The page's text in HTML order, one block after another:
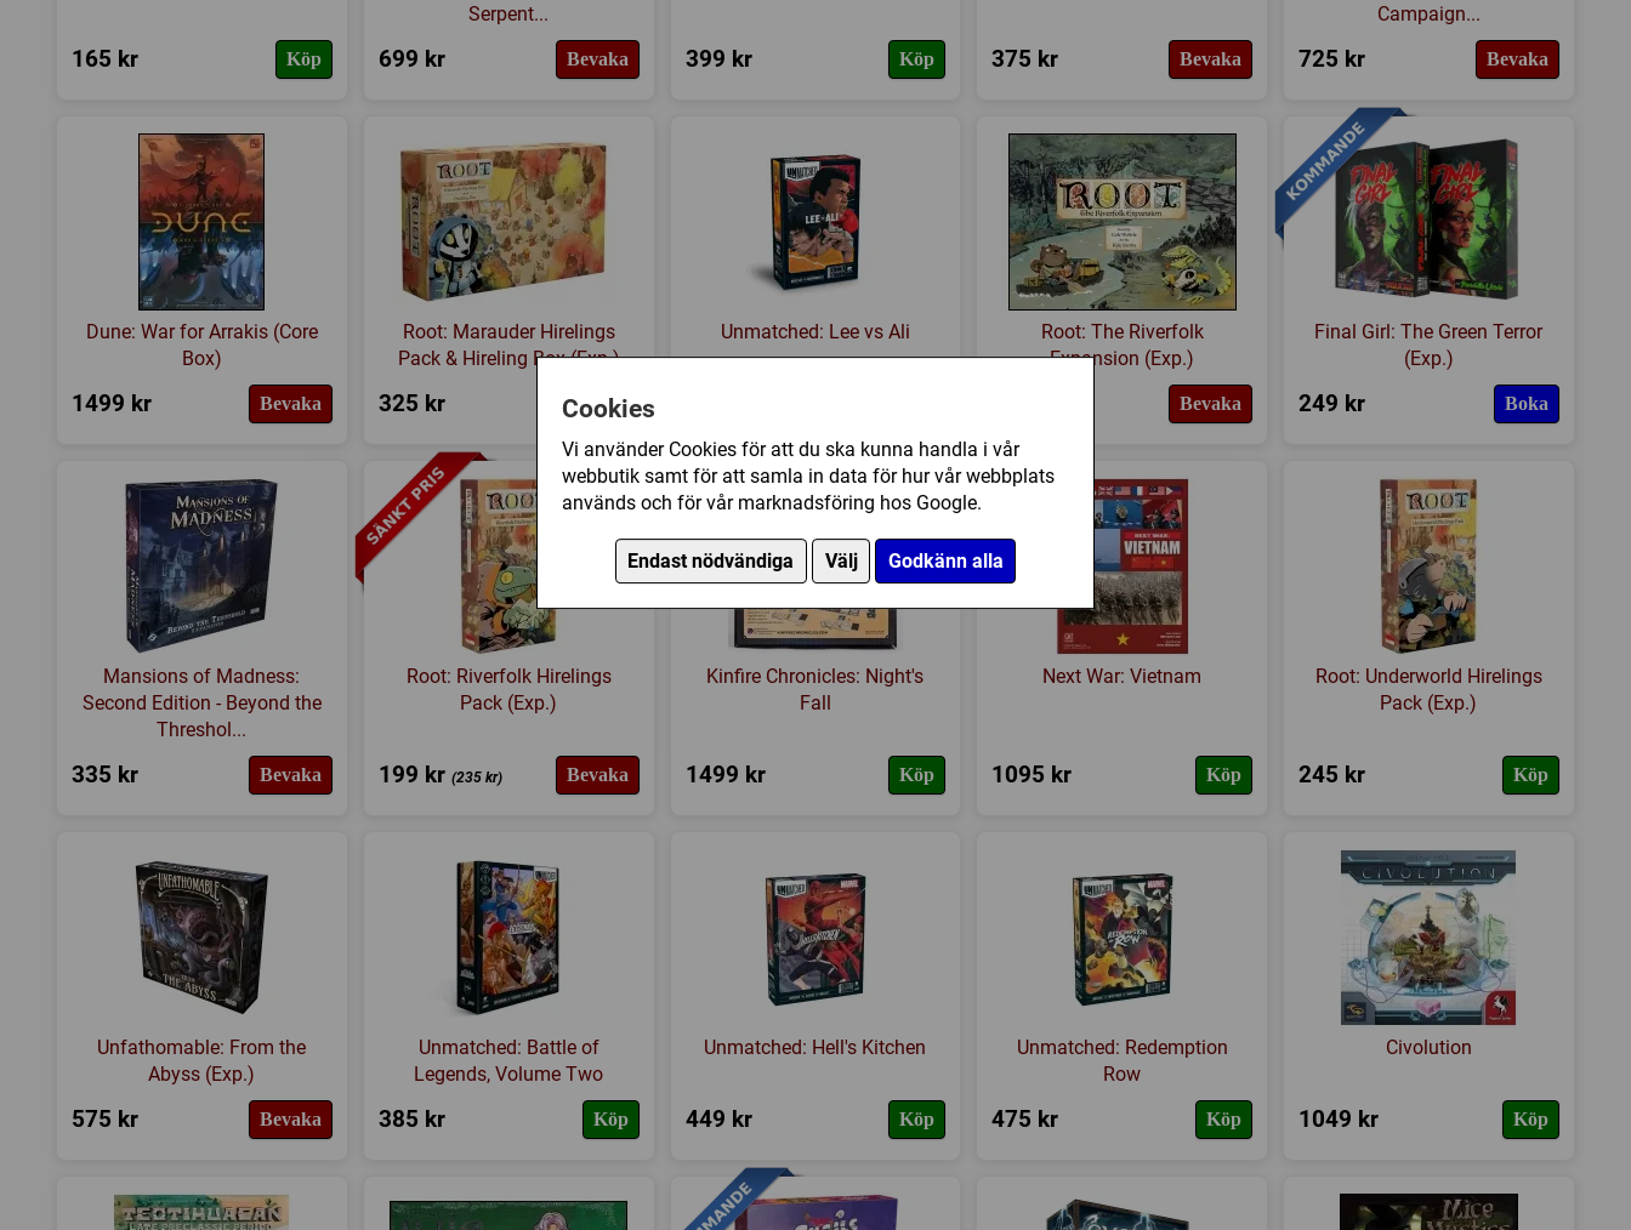
Cookies
Vi använder Cookies för att du ska kunna handla i vår
webbutik samt för att samla in data för hur vår webbplats
används och för vår marknadsföring hos Google.
Endast nödvändiga Välj Godkänn alla
165 kr Köp
Serpent...
699 kr Bevaka 399 kr Köp 375 kr Bevaka
Campaign...
725 kr Bevaka
Dune: War for Arrakis (Core
Box)
1499 kr Bevaka
Root: Marauder Hirelings
Pack & Hireling Box (Exp.)
325 kr Köp
Unmatched: Lee vs Ali
Root: The Riverfolk
Expansion (Exp.)
Bevaka
Final Girl: The Green Terror
(Exp.)
249 kr Boka
Mansions of Madness:
Second Edition - Beyond the
Threshol...
335 kr Bevaka
Root: Riverfolk Hirelings
Pack (Exp.)
199 kr (235 kr) Bevaka
Kinfire Chronicles: Night's
Fall
1499 kr Köp
Next War: Vietnam
1095 kr Köp
Root: Underworld Hirelings
Pack (Exp.)
245 kr Köp
Unfathomable: From the
Abyss (Exp.)
575 kr Bevaka
Unmatched: Battle of
Legends, Volume Two
385 kr Köp
Unmatched: Hell's Kitchen
449 kr Köp
Unmatched: Redemption
Row
475 kr Köp
Civolution
1049 kr Köp